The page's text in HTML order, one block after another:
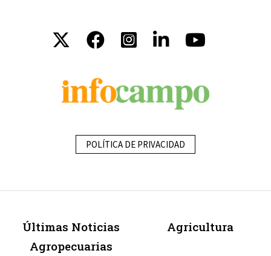
POLÍTICA DE PRIVACIDAD
Últimas Noticias
Agropecuarias
Agricultura